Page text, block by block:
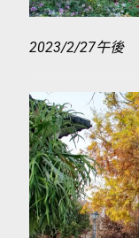
2023/2/27午後